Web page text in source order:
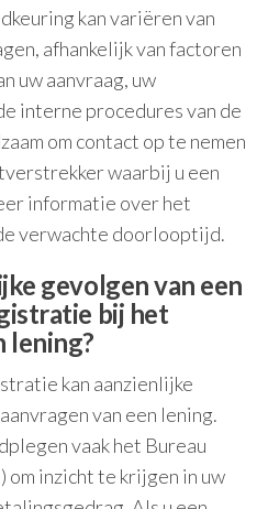
kan variëren van
afhankelijk van factoren
uw aanvraag, uw
interne procedures van de
om contact op te nemen
waarbij u een
informatie over het
verwachte doorlooptijd.
gevolgen van een
bij het
lening?
kan aanzienlijke
van een lening.
vaak het Bureau
inzicht te krijgen in uw